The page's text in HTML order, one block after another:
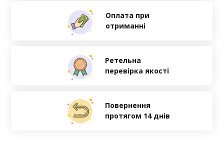
Оплата при
отриманні
Ретельна
перевірка якості
Повернення
протягом 14 днів